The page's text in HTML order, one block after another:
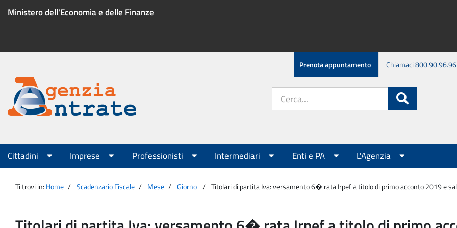
Ministero dell'Economia e delle Finanze
Menu
servizio
Prenota appuntamento Chiamaci 800.90.96.96
Agenzia
Entrate
sito:
Menu
principale
Cittadini Imprese Professionisti Intermediari Enti e PA L'Agenzia
Ti trovi in: Home Scadenzario Fiscale Mese Giorno Titolari di partita Iva: versamento 6� rata Irpef a titolo di primo acconto 2019 e